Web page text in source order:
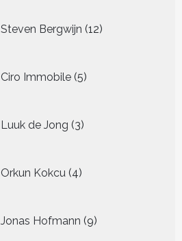
Steven Bergwijn 12
producten
Ciro Immobile 5
producten
Luuk de Jong 3
producten
Orkun Kokcu 4
producten
Jonas Hofmann 9
producten